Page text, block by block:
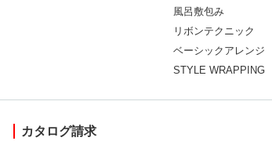
風呂敷包み
リボンテクニック
ベーシックアレンジ
STYLE WRAPPING
カタログ請求